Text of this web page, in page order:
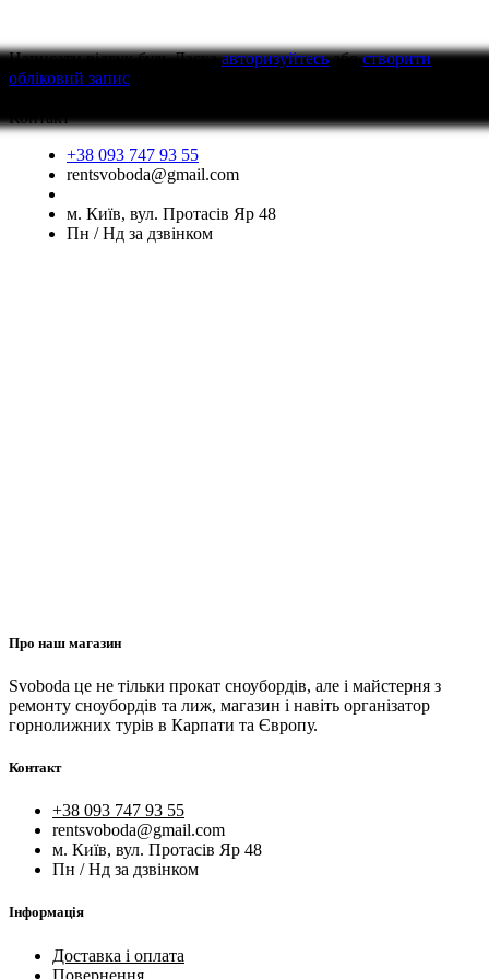
Написати відгукбудь Ласкаавторизуйтесьабостворити
обліковий запис
Контакт
+38 093 747 93 55
rentsvoboda@gmail.com
м. Київ, вул. Протасів Яр 48
Пн / Нд за дзвінком
Про наш магазин
Svoboda це не тільки прокат сноубордів, але і майстерня з
ремонту сноубордів та лиж, магазин і навіть організатор
горнолижних турів в Карпати та Європу.
Контакт
+38 093 747 93 55
rentsvoboda@gmail.com
м. Київ, вул. Протасів Яр 48
Пн / Нд за дзвінком
Інформація
Доставка і оплата
Повернення